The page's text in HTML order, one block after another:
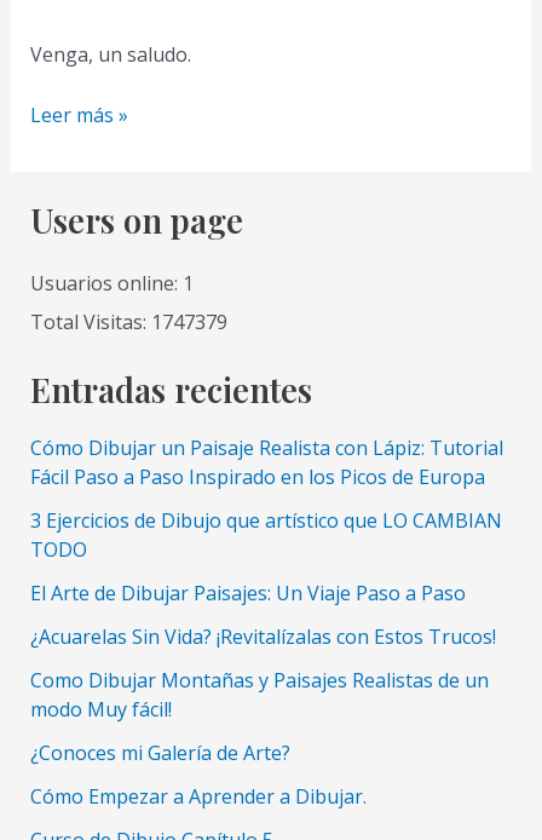
Venga, un saludo.
Y
eso
de
una
digital?
de
me
hace
falta?
Leer más »
Users on page
Usuarios online: 1
Total Visitas: 1747379
Entradas recientes
Cómo Dibujar un Paisaje Realista con Lápiz: Tutorial
Fácil Paso a Paso Inspirado en los Picos de Europa
3 Ejercicios de Dibujo que artístico que LO CAMBIAN
TODO
El Arte de Dibujar Paisajes: Un Viaje Paso a Paso
¿Acuarelas Sin Vida? ¡Revitalízalas con Estos Trucos!
Como Dibujar Montañas y Paisajes Realistas de un
modo Muy fácil!
¿Conoces mi Galería de Arte?
Cómo Empezar a Aprender a Dibujar.